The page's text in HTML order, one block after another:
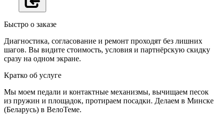
Быстро о заказе
Диагностика, согласование и ремонт проходят без лишних
шагов. Вы видите стоимость, условия и партнёрскую скидку
сразу на одном экране.
Кратко об услуге
Мы моем педали и контактные механизмы, вычищаем песок
из пружин и площадок, протираем посадки. Делаем в Минске
(Беларусь) в ВелоТеме.